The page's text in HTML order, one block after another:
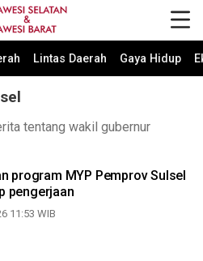
Lintas Daerah Gaya Hidup
tentang wakil gubernur
program MYP Pemprov Sulsel
pengerjaan
11:53 WIB